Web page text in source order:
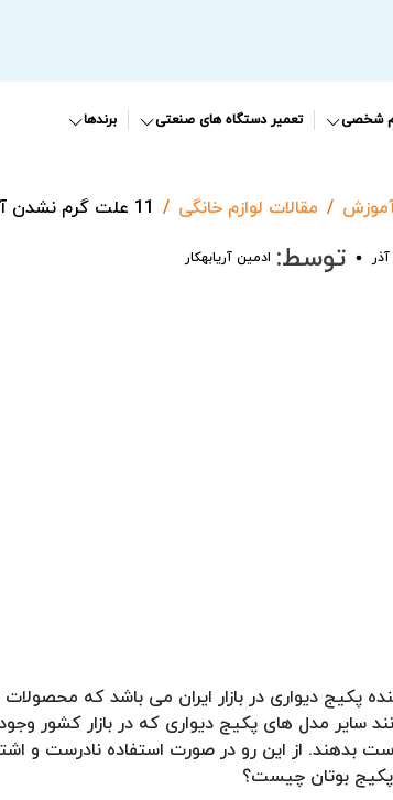
شخصی تعمیر دستگاه های صنعتی برندها
مقالات لوازم خانگی 11 علت گرم نشدن آب پکیج بوتان
توسط: ادمین آریابهکار
پکیج دیواری در بازار ایران می باشد که
سایر مدل های پکیج دیواری که در بازار کشور وجود
بدهند. از این رو در صورت استفاده نادرست و
بوتان چیست؟